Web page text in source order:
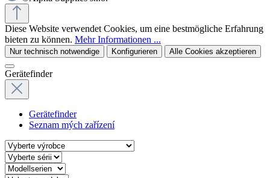
Diese Website verwendet Cookies, um eine bestmögliche Erfahrung
bieten zu können. Mehr Informationen ...
Nur technisch notwendige Konfigurieren Alle Cookies akzeptieren
Gerätefinder
Gerätefinder
Seznam mých zařízení